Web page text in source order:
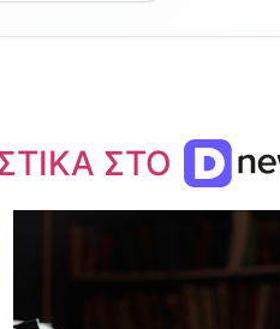
ΣΤΟ